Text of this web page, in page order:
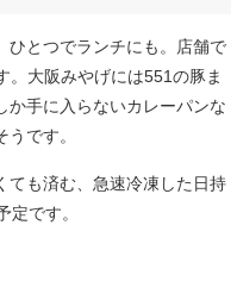
とつでランチにも。店舗で
。大阪みやげには551の豚ま
か手に入らないカレーパンな
です。
も済む、急速冷凍した日持
です。